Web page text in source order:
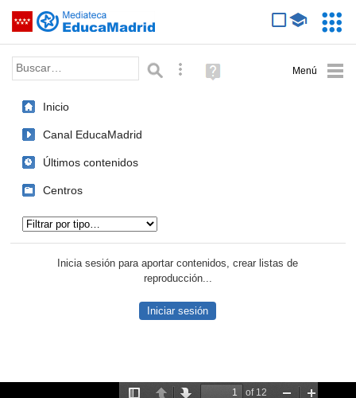
Saltar navegación
Palabra o frase: Búsqueda avanzada
Ayuda
(en
Inicio
Canal EducaMadrid
Últimos contenidos
Centros
Inicia sesión para aportar contenidos, crear listas de
reproducción...
Iniciar sesión